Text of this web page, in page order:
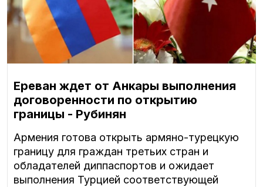
Ереван ждет от Анкары выполнения
договоренности по открытию
границы - Рубинян
Армения готова открыть армяно-турецкую
границу для граждан третьих стран и
обладателей диппаспортов и ожидает
выполнения Турцией соответствующей